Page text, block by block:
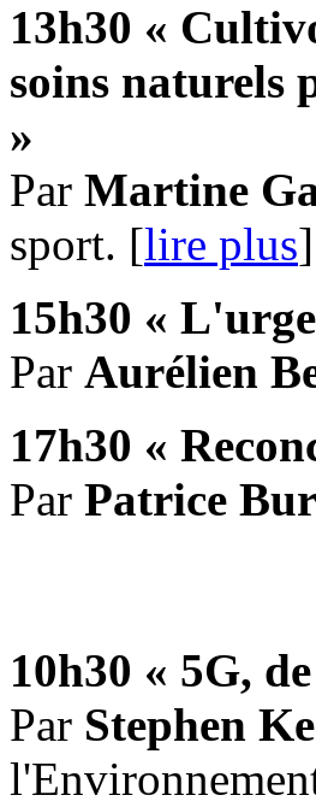
13h30 «
soins naturels
»
Par Martine
sport. [lire plus]
15h30 «
Par Aurélien
17h30 «
Par Patrice
10h30 « 5G,
Par Stephen